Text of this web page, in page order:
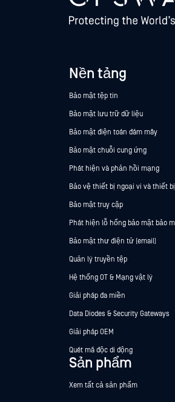
Nền tảng
Bảo mật tệp tin
Bảo mật lưu trữ dữ liệu
Bảo mật điện toán đám mây
Bảo mật chuỗi cung ứng
Phát hiện và phản hồi mạng
Bảo vệ thiết bị ngoại vi và thiết
Bảo mật truy cập
Phát hiện lỗ hổng bảo mật bảo
Bảo mật thư điện tử (email)
Quản lý truyền tệp
Hệ thống OT & Mạng vật lý
Giải pháp đa miền
Data Diodes & Security Gateways
Giải pháp OEM
Quét mã độc di động
Sản phẩm
Xem tất cả sản phẩm